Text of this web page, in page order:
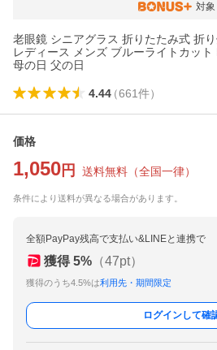
対象
老眼鏡 シニアグラス 折りたたみ式 折
レディース メンズ ブルーライトカッ
母の日 父の日
4.44（661件）
価格
1,050 円 送料無料 （全国一律）
条件により送料が異なる場合があります。
全額PayPay残高で支払い&LINEと連携で
獲得 5% （47pt）
獲得のうち4.5%は利用先・期間限定
ログインして確